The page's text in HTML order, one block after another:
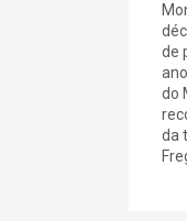
de
do
da